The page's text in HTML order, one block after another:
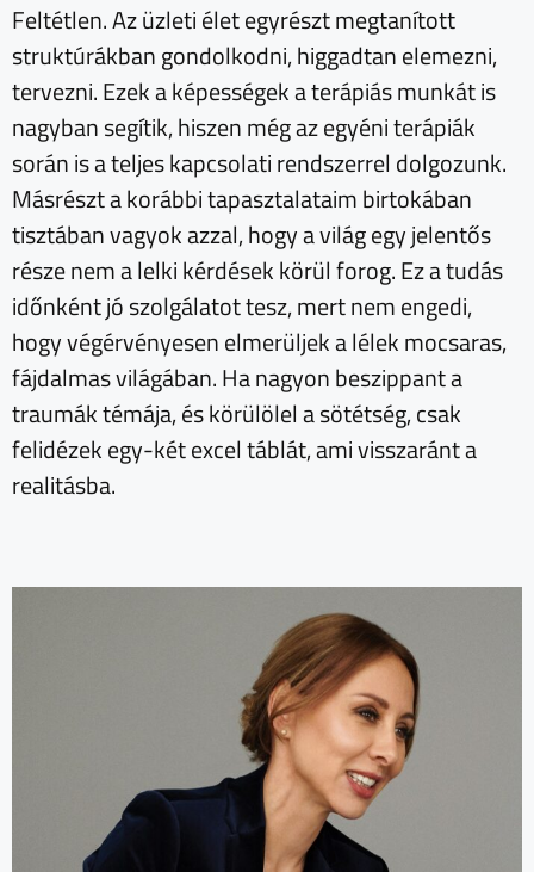
Feltétlen. Az üzleti élet egyrészt megtanított
struktúrákban gondolkodni, higgadtan elemezni,
tervezni. Ezek a képességek a terápiás munkát is
nagyban segítik, hiszen még az egyéni terápiák
során is a teljes kapcsolati rendszerrel dolgozunk.
Másrészt a korábbi tapasztalataim birtokában
tisztában vagyok azzal, hogy a világ egy jelentős
része nem a lelki kérdések körül forog. Ez a tudás
időnként jó szolgálatot tesz, mert nem engedi,
hogy végérvényesen elmerüljek a lélek mocsaras,
fájdalmas világában. Ha nagyon beszippant a
traumák témája, és körülölel a sötétség, csak
felidézek egy-két excel táblát, ami visszaránt a
realitásba.